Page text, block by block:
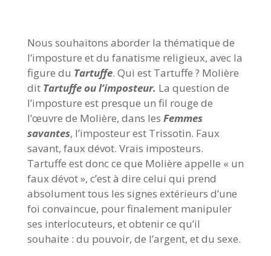
Nous souhaitons aborder la thématique de
l’imposture et du fanatisme religieux, avec la
figure du Tartuffe. Qui est Tartuffe ? Molière
dit Tartuffe ou l’imposteur. La question de
l’imposture est presque un fil rouge de
l’œuvre de Molière, dans les Femmes
savantes, l’imposteur est Trissotin. Faux
savant, faux dévot. Vrais imposteurs.
Tartuffe est donc ce que Molière appelle « un
faux dévot », c’est à dire celui qui prend
absolument tous les signes extérieurs d’une
foi convaincue, pour finalement manipuler
ses interlocuteurs, et obtenir ce qu’il
souhaite : du pouvoir, de l’argent, et du sexe.